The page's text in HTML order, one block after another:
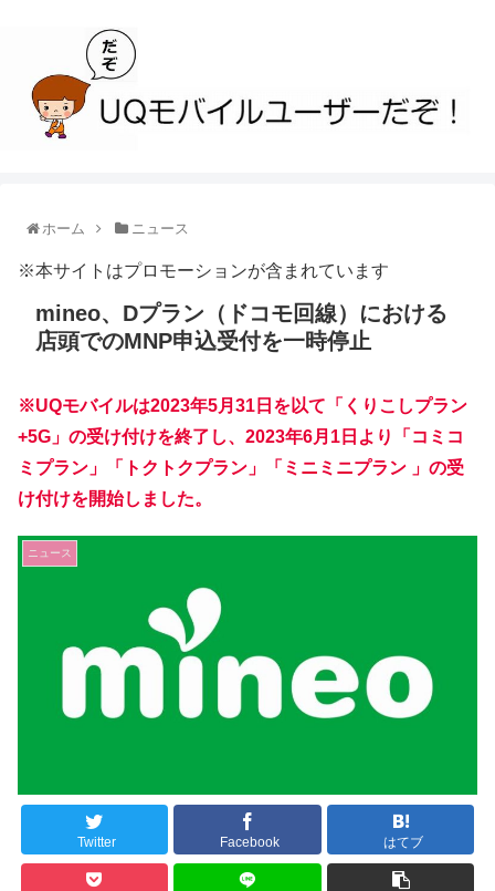
ホーム ニュース
※本サイトはプロモーションが含まれています
mineo、Dプラン（ドコモ回線）における
店頭でのMNP申込受付を一時停止
※UQモバイルは2023年5月31日を以て「くりこしプラン
+5G」の受け付けを終了し、2023年6月1日より「コミコ
ミプラン」「トクトクプラン」「ミニミニプラン 」の受
け付けを開始しました。
ニュース
Twitter Facebook はてブ